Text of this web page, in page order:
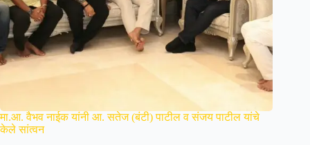
मा.आ. वैभव नाईक यांनी आ. सतेज (बंटी) पाटील व संजय पाटील यांचे
केले सांत्वन